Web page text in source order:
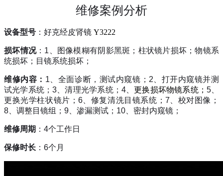
维修案例分析
设备型号 ：好克经皮肾镜 Y3222
损坏情况： 1 、图像模糊有阴影黑斑；柱状镜片损坏；物镜系
统损坏；目镜系统损坏；
维修内容： 1 、全面诊断，测试内窥镜； 2 、打开内窥镜并测
试光学系统；3 、清理光学系统； 4、更换损坏物镜系统； 5、
更换光学柱状镜片； 6、修复清洗目镜系统； 7 、校对图像；
8 、调整目镜组； 9 、渗漏测试； 10 、密封内窥镜；
维修周期 ： 4个工作日
保修时长 ： 6个月